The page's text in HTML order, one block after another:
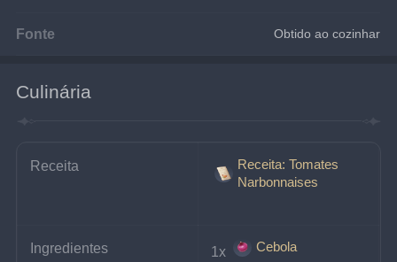
Fonte Obtido ao cozinhar
Culinária
Receita
Receita: Tomates
Narbonnaises
Ingredientes 1x
Cebola